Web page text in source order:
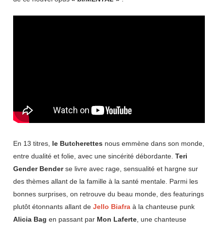
En 13 titres, le Butcherettes nous emmène dans son monde,
entre dualité et folie, avec une sincérité débordante. Teri
Gender Benderse livre avec rage, sensualité et hargne sur
des thèmes allant de la famille à la santé mentale. Parmi les
bonnes surprises, on retrouve du beau monde, des featurings
plutôt étonnants allant de Jello Biafra à la chanteuse punk
Alicia Bag en passant par Mon Laferte, une chanteuse